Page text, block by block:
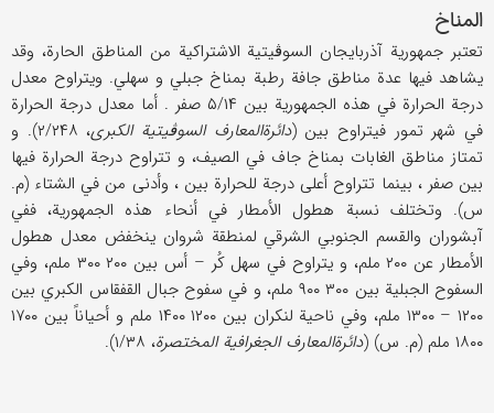
المناخ
تعتبر جمهوریة آذربایجان السوڤیتیة الاشتراکیة من المناطق الحارة، وقد
یشاهد فیها عدة مناطق جافة رطبة بمناخ جبلي و سهلي. ویتراوح معدل
درجة الحرارة في هذه الجمهوریة بین ۵/۱۴ صفر . أما معدل درجة الحرارة
في شهر تمور فیتراوح بین (دائرة‌المعارف السوڤیتیة الکبری
، ۲/۲۴۸). و
تمتاز مناطق الغابات بمناخ جاف في الصیف، و تتراوح درجة الحرارة فیها
بین صفر ، بینما تتراوح أعلی درجة للحرارة بین ، وأدنی من في الشتاء (م.
س). وتختلف نسبة هطول الأمطار في أنحاء هذه الجمهوریة، ففي
آبشوران والقسم الجنوبي الشرقي لمنطقة شروان ینخفض معدل هطول
الأمطار عن ۲۰۰ ملم، و یتراوح في سهل کُر – أس بین ۲۰۰ ۳۰۰ ملم، وفي
السفوح الجبلیة بین ۳۰۰ ۹۰۰ ملم، و في سفوح جبال القفقاس الکبري بین
۱۲۰۰ – ۱۳۰۰ ملم، وفي ناحیة لنکران بین ۱۲۰۰ ۱۴۰۰ ملم و أحیاناً بین ۱۷۰۰
۱۸۰۰ ملم (م. س) (
دائرة‌المعارف الجغرافیة المختصرة، ۱/۳۸).